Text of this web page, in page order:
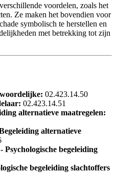
voordelen, zoals het
Ze maken het bovendien voor
symbolisch te herstellen en
met betrekking tot zijn
02.423.14.50
02.423.14.51
alternatieve maatregelen:
alternatieve
Psychologische begeleiding
begeleiding slachtoffers